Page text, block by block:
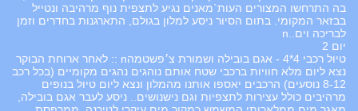
בה התרחשו המצורים העות`מאנים נגיע לתצפית נוף מרהיבה ונטייל
בבזאר המקומי. בתום הסיור ניסע למלון בגולם, התארגנות בחדרים וזמן
לבריכה וים..n
יום 2
טיול רכבי 4*4 - אגם בובילה ושמורת צ׳פשטמהn :: לאחר ארוחת הבוקר
נצא ליום מלא חוויות ברכבי שטח אותם נוהגים נהגים מקומיים (בכל רכב
8-12 נוסעים) הרכבים יאספו אותנו מהמלון ונצא ליום טיול בנופים
מרהיבים כולל עצירות לתצפיות וגם נישנושים.. ניסע לעבר אגם בובילה,